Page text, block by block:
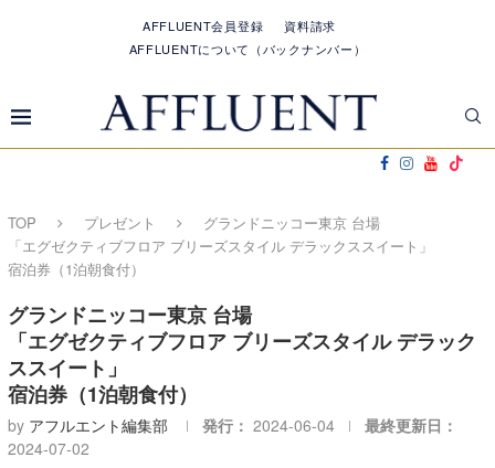
AFFLUENT会員登録
資料請求
AFFLUENTについて（バックナンバー）
TOP プレゼント
グランドニッコー東京 台場
「エグゼクティブフロア ブリーズスタイル デラックススイート」
宿泊券（1泊朝食付）
グランドニッコー東京 台場
「エグゼクティブフロア ブリーズスタイル デラック
ススイート」
宿泊券（1泊朝食付）
by アフルエント編集部 発行： 2024-06-04
最終更新日：
2024-07-02